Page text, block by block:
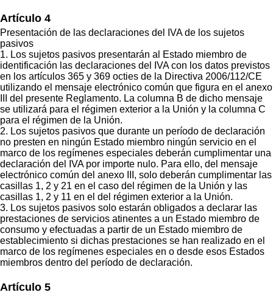
Artículo 4
Presentación de las declaraciones del IVA de los sujetos
pasivos
1. Los sujetos pasivos presentarán al Estado miembro de
identificación las declaraciones del IVA con los datos previstos
en los artículos 365 y 369 octies de la Directiva 2006/112/CE
utilizando el mensaje electrónico común que figura en el anexo
III del presente Reglamento. La columna B de dicho mensaje
se utilizará para el régimen exterior a la Unión y la columna C
para el régimen de la Unión.
2. Los sujetos pasivos que durante un período de declaración
no presten en ningún Estado miembro ningún servicio en el
marco de los regímenes especiales deberán cumplimentar una
declaración del IVA por importe nulo. Para ello, del mensaje
electrónico común del anexo III, solo deberán cumplimentar las
casillas 1, 2 y 21 en el caso del régimen de la Unión y las
casillas 1, 2 y 11 en el del régimen exterior a la Unión.
3. Los sujetos pasivos solo estarán obligados a declarar las
prestaciones de servicios atinentes a un Estado miembro de
consumo y efectuadas a partir de un Estado miembro de
establecimiento si dichas prestaciones se han realizado en el
marco de los regímenes especiales en o desde esos Estados
miembros dentro del período de declaración.
Artículo 5